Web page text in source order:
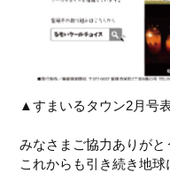
▲すまいるタウン2月号
みなさまご協力ありがと
これからも引き続き地球